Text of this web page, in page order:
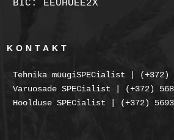
BIC: EEUHUEE2X
KONTAKT
Tehnika müügiSPECialist | (+372)
Varuosade SPECialist | (+372)
Hoolduse SPECialist | (+372)